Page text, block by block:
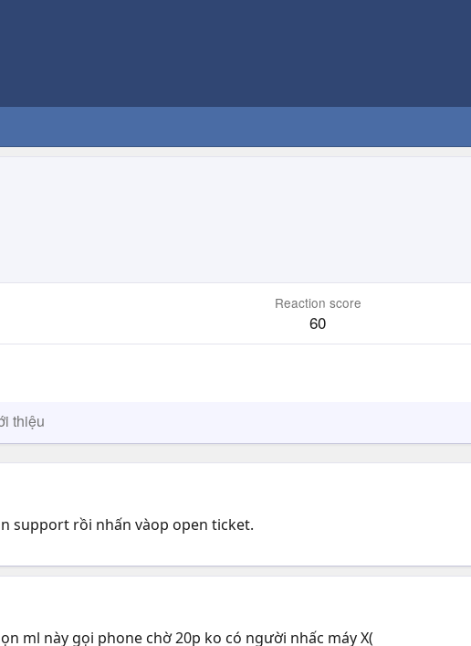
Reaction score
60
thiệu
support rồi nhấn vàop open ticket.
ml này gọi phone chờ 20p ko có người nhấc máy X(